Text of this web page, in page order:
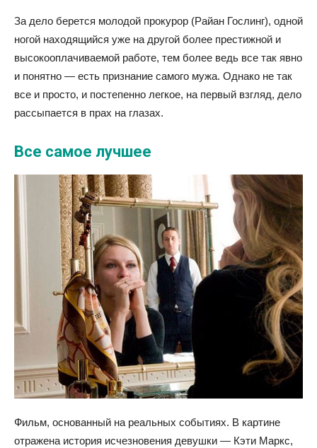
За дело берется молодой прокурор (Райан Гослинг), одной
ногой находящийся уже на другой более престижной и
высокооплачиваемой работе, тем более ведь все так явно
и понятно — есть признание самого мужа. Однако не так
все и просто, и постепенно легкое, на первый взгляд, дело
рассыпается в прах на глазах.
Все самое лучшее
Фильм, основанный на реальных событиях. В картине
отражена история исчезновения девушки — Кэти Маркс,